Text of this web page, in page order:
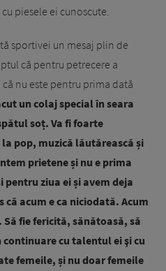
piesele ei cunoscute.
sportivei un mesaj plin de
că pentru petrecere a
nu este pentru prima dată
un colaj special în seara
soț. Va fi foarte
pop, muzică lăutărească și
prietene și nu e prima
ziua ei și avem deja
acum e ca niciodată. Acum
fie fericită, sănătoasă, să
cu talentul ei şi cu
femeile, și nu doar femeile